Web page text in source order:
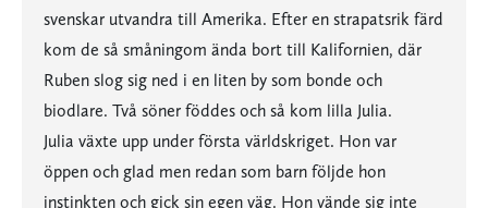
svenskar utvandra till Amerika. Efter en strapatsrik färd
kom de så småningom ända bort till Kalifornien, där
Ruben slog sig ned i en liten by som bonde och
biodlare. Två söner föddes och så kom lilla Julia.
Julia växte upp under första världskriget. Hon var
öppen och glad men redan som barn följde hon
instinkten och gick sin egen väg. Hon vände sig inte